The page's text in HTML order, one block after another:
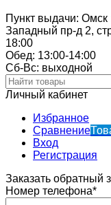
Пункт выдачи:
Западный пр-д 2,
18:00
Обед: 13:00-14:00
Cб-Вс: выходной
Личный кабинет
Избранное
Сравнение
Вход
Регистрация
Заказать обратный
Номер телефона*